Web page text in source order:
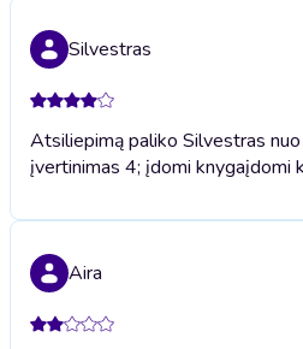
Silvestras
Atsiliepimą paliko Silvestras
įvertinimas 4; įdomi knygaįdomi
Aira